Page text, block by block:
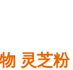
灵芝粉